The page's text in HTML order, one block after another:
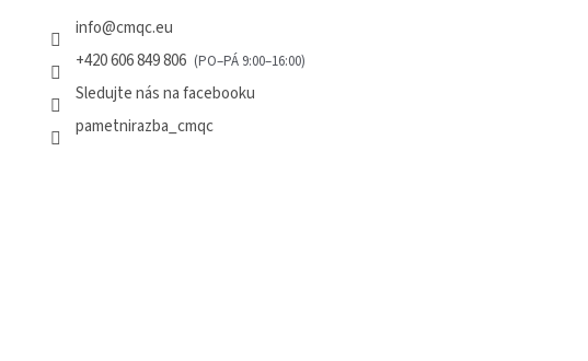
info@cmqc.eu
+420 606 849 806
Sledujte nás na facebooku
pametnirazba_cmqc